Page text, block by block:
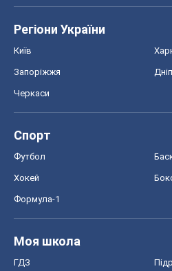
Регіони України
Київ
Запоріжжя
Черкаси
Спорт
Футбол
Хокей
Формула-1
Моя школа
ГДЗ